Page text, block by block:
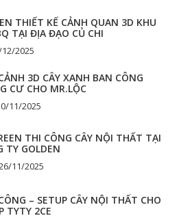
THIẾT KẾ CẢNH QUAN 3D KHU
TẠI ĐỊA ĐẠO CỦ CHI
2025
3D CÂY XANH BAN CÔNG
CƯ CHO MR.LỘC
11/2025
THI CÔNG CÂY NỘI THẤT TẠI
TY GOLDEN
11/2025
– SETUP CÂY NỘI THẤT CHO
TYTY 2CE